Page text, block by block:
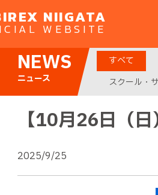
NIIGATA
WEBSITE
NEWS
ニュース
すべて
スクール・
【10月26日（
2025/9/25